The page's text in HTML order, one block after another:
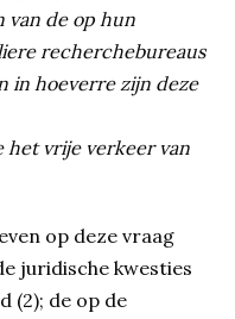
van de op hun
recherchebureaus
in hoeverre zijn deze
het vrije verkeer van
op deze vraag
juridische kwesties
(2); de op de